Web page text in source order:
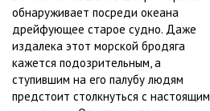
обнаруживает посреди океана
дрейфующее старое судно. Даже
издалека этот морской бродяга
кажется подозрительным, а
ступившим на его палубу людям
предстоит столкнуться с настоящим